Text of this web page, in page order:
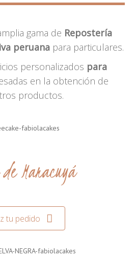
gama de Repostería
peruanapara particulares.
personalizados para
en la obtención de
productos.
Maracuyá
tu pedido